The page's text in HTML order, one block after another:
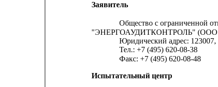
Заявитель
Общество с ограниченной
"ЭНЕРГОАУДИТКОНТРОЛЬ"
Юридический адрес: 123007,
Тел.: +7 (495) 620-08-38
Факс: +7 (495) 620-08-48
Испытательный центр